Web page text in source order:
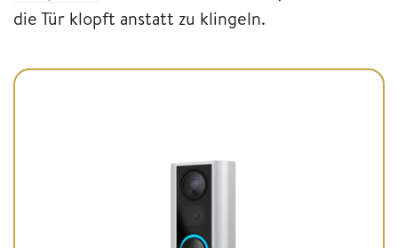
die Tür klopft anstatt zu klingeln.